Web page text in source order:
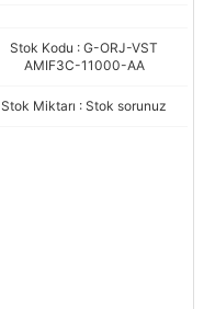
Stok Kodu : G-ORJ-VST
AMIF3C-11000-AA
Stok Miktarı : Stok sorunuz